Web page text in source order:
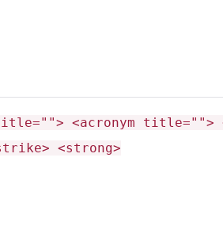
<acronym title="">
<strong>